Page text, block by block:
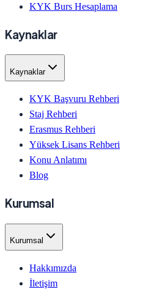
KYK Burs Hesaplama
Kaynaklar
Kaynaklar
KYK Başvuru Rehberi
Staj Rehberi
Erasmus Rehberi
Yüksek Lisans Rehberi
Konu Anlatımı
Blog
Kurumsal
Kurumsal
Hakkımızda
İletişim